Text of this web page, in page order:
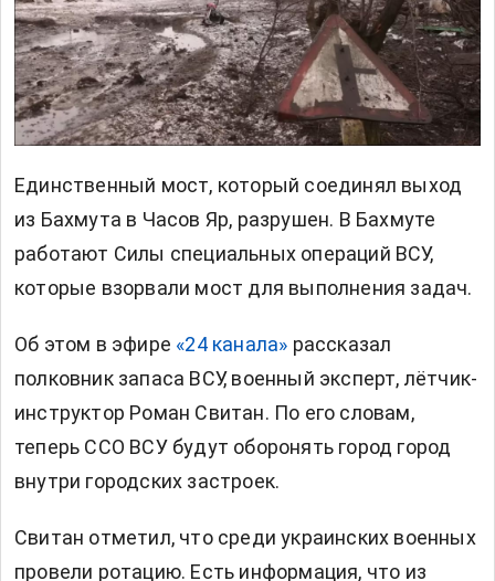
Единственный мост, который соединял выход
из Бахмута в Часов Яр, разрушен. В Бахмуте
работают Силы специальных операций ВСУ,
которые взорвали мост для выполнения задач.
Об этом в эфире «24 канала» рассказал
полковник запаса ВСУ, военный эксперт, лётчик-
инструктор Роман Свитан. По его словам,
теперь ССО ВСУ будут оборонять город город
внутри городских застроек.
Свитан отметил, что среди украинских военных
провели ротацию. Есть информация, что из